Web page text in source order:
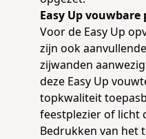
Easy Up
Voor de Easy Up
zijn ook
zijwanden
deze Easy Up
topkwaliteit
feestplezier of licht
Bedrukken van het